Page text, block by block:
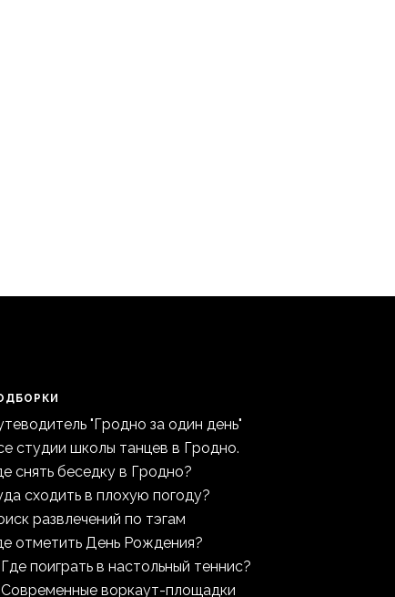
"Гродно за один день"
студии школы танцев в Гродно.
снять беседку в Гродно?
сходить в плохую погоду?
развлечений по тэгам
отметить День Рождения?
поиграть в настольный теннис?
воркаут-площадки